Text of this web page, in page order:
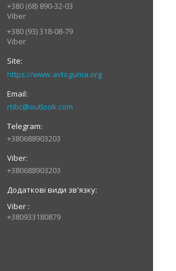
+380 (68) 890-32-03
Viber
+380 (93) 318-08-79
Viber
https://www.avtoguma.org
rtibc@outlook.com
+380688903203
+380688903203
Viber
+380933180879